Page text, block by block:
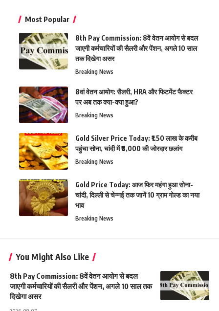
Most Popular
8th Pay Commission: 8वें वेतन आयोग से बदल
जाएगी कर्मचारियों की सैलरी और पेंशन, अगले 10 साल
तक दिखेगा असर
Breaking News
8वां वेतन आयोग: सैलरी, HRA और फिटमेंट फैक्टर
पर अब तक क्या-क्या हुआ?
Breaking News
Gold Silver Price Today: ₹1.50 लाख के करीब
पहुंचा सोना, चांदी में ₹8,000 की जोरदार छलांग
Breaking News
Gold Price Today: आज फिर महंगा हुआ सोना-
चांदी, दिल्ली से चेन्नई तक जानें 10 ग्राम गोल्ड का नया
भाव
Breaking News
You Might Also Like
8th Pay Commission: 8वें वेतन आयोग से बदल
जाएगी कर्मचारियों की सैलरी और पेंशन, अगले 10 साल तक
दिखेगा असर